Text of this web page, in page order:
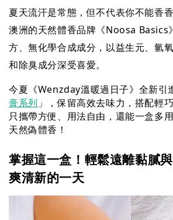
夏天流汗是常態，但不代表你不能香
澳洲的天然體香品牌《Noosa Basics
方、無化學合成成分，以益生元、氫
和除臭成分深受喜愛。
今夏《Wenzday溫暖過日子》全新引
膏系列 」，保留高效去味力，搭配輕
只攜帶方便、用法自由，還能一盒多
天然偽體香！
掌握這一盒！輕鬆遠離黏膩
爽清新的一天